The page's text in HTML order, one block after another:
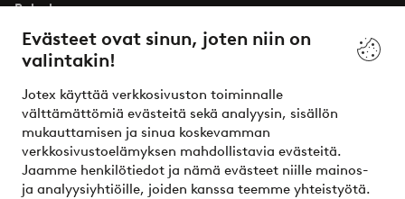
Evästeet ovat sinun, joten niin on
valintakin!
Jotex käyttää verkkosivuston toiminnalle
välttämättömiä evästeitä sekä analyysin, sisällön
mukauttamisen ja sinua koskevamman
verkkosivustoelämyksen mahdollistavia evästeitä.
Jaamme henkilötiedot ja nämä evästeet niille mainos-
ja analyysiyhtiöille, joiden kanssa teemme yhteistyötä.
Palvelumme
Ehdot
Ystävät
Turvalliset maksut – maksa nyt tai erissä